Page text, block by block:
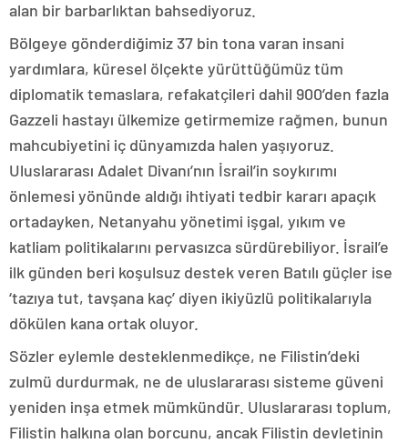
alan bir barbarlıktan bahsediyoruz.
Bölgeye gönderdiğimiz 37 bin tona varan insani
yardımlara, küresel ölçekte yürüttüğümüz tüm
diplomatik temaslara, refakatçileri dahil 900’den fazla
Gazzeli hastayı ülkemize getirmemize rağmen, bunun
mahcubiyetini iç dünyamızda halen yaşıyoruz.
Uluslararası Adalet Divanı’nın İsrail’in soykırımı
önlemesi yönünde aldığı ihtiyati tedbir kararı apaçık
ortadayken, Netanyahu yönetimi işgal, yıkım ve
katliam politikalarını pervasızca sürdürebiliyor. İsrail’e
ilk günden beri koşulsuz destek veren Batılı güçler ise
‘tazıya tut, tavşana kaç’ diyen ikiyüzlü politikalarıyla
dökülen kana ortak oluyor.
Sözler eylemle desteklenmedikçe, ne Filistin’deki
zulmü durdurmak, ne de uluslararası sisteme güveni
yeniden inşa etmek mümkündür. Uluslararası toplum,
Filistin halkına olan borcunu, ancak Filistin devletinin